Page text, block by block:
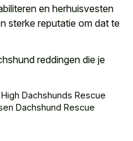
en herhuisvesten
sterke reputatie om dat te
reddingen die je
Dachshunds Rescue
Dachshund Rescue